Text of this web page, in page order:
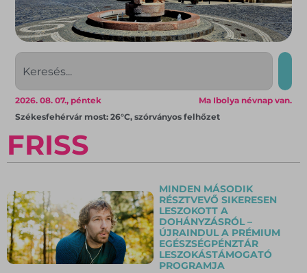
Ma Ibolya névnap van.
2026. 08. 07., péntek
Székesfehérvár most: 26°C, szórványos felhőzet
FRISS
MINDEN MÁSODIK
RÉSZTVEVŐ SIKERESEN
LESZOKOTT A
DOHÁNYZÁSRÓL –
ÚJRAINDUL A PRÉMIUM
EGÉSZSÉGPÉNZTÁR
LESZOKÁSTÁMOGATÓ
PROGRAMJA